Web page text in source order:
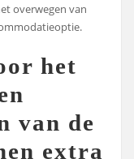
overwegen van
het
van de
extra